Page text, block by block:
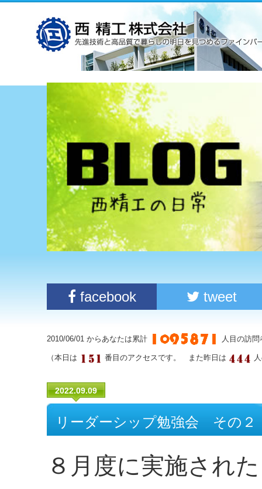
facebook tweet
2010/06/01 からあなたは累計 人目の訪
（本日は 番目のアクセスです。 また昨日は
2022.09.09
リーダーシップ勉強会 その２
８月度に実施され